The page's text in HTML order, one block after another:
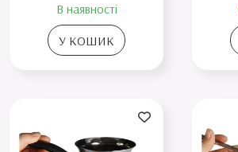
В наявності
У КОШИК